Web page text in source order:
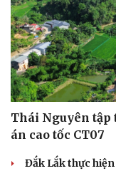
Du lịch
Tư vấn
Săn Tour
check-in
Thái Nguyên tập
án cao tốc CT07
Đắk Lắk thực